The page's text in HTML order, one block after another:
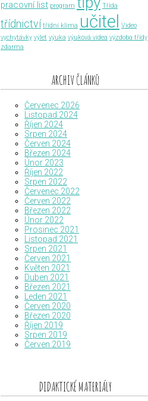
pracovní list program Třída
třídnictví třídní klima učitel Video
vychytávky výlet výuka výuková videa výzdoba třídy
zdarma
ARCHIV ČLÁNKŮ
Červenec 2026
Listopad 2024
Říjen 2024
Srpen 2024
Červen 2024
Březen 2024
Únor 2023
Říjen 2022
Srpen 2022
Červenec 2022
Červen 2022
Březen 2022
Únor 2022
Prosinec 2021
Listopad 2021
Srpen 2021
Červen 2021
Květen 2021
Duben 2021
Březen 2021
Leden 2021
Červen 2020
Březen 2020
Říjen 2019
Srpen 2019
Červen 2019
DIDAKTICKÉ MATERIÁLY